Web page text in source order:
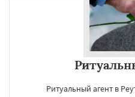
Ритуальный агент в